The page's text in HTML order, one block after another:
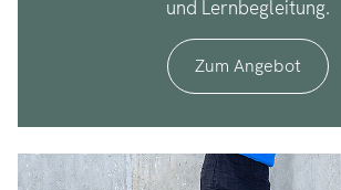
und Lernbegleitung.
Zum Angebot